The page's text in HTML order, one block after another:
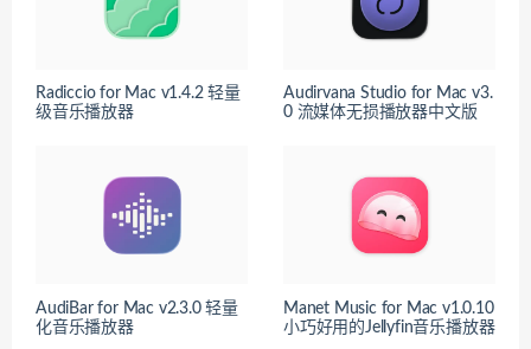
Radiccio for Mac v1.4.2 轻量
级音乐播放器
Audirvana Studio for Mac v3.
0 流媒体无损播放器中文版
AudiBar for Mac v2.3.0 轻量
化音乐播放器
Manet Music for Mac v1.0.10
小巧好用的Jellyfin音乐播放器